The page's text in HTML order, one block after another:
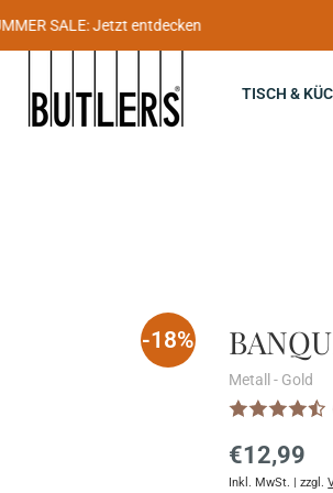
Bis zu 30€ Rabatt sichern
TISCH &
-18%
Metall - Gold
Regulärer
€12,99
Inkl. MwSt. | zzgl.